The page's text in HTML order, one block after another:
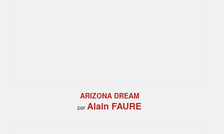
ARIZONA DREAM
parAlain FAURE